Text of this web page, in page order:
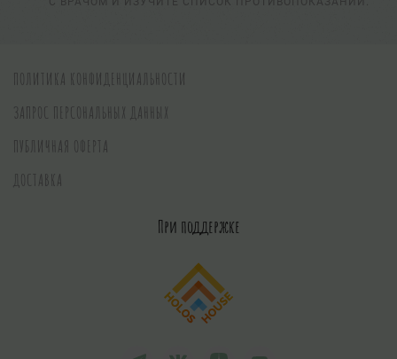
ПОЛИТИКА КОНФИДЕНЦИАЛЬНОСТИ
ЗАПРОС ПЕРСОНАЛЬНЫХ ДАННЫХ
ПУБЛИЧНАЯ ОФЕРТА
ДОСТАВКА
При поддержке